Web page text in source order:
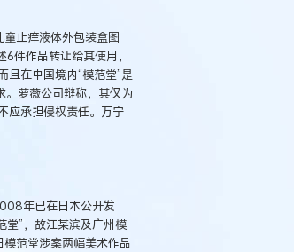
止痒液体外包装盒图
件作品转让给其使用，
且在中国境内“模范堂”是
。萝薇公司辩称，其仅为
应承担侵权责任。万宁
年已在日本公开发
堂”，故江某滨及广州模
范堂涉案两幅美术作品